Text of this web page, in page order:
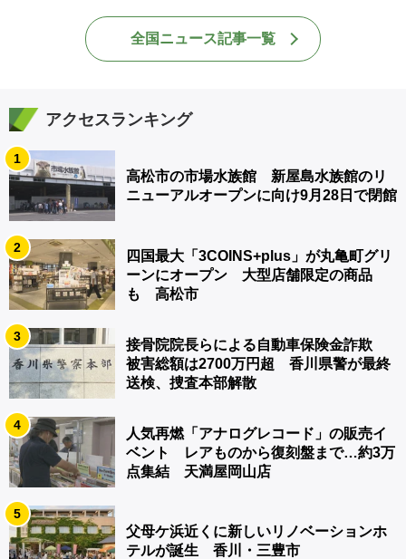
全国ニュース記事一覧
アクセスランキング
1
高松市の市場水族館 新屋島水族館のリ
ニューアルオープンに向け9月28日で閉館
2
四国最大「3COINS+plus」が丸亀町グリ
ーンにオープン 大型店舗限定の商品
も 高松市
3
接骨院院長らによる自動車保険金詐欺
被害総額は2700万円超 香川県警が最終
送検、捜査本部解散
4
人気再燃「アナログレコード」の販売イ
ベント レアものから復刻盤まで…約3万
点集結 天満屋岡山店
5
父母ケ浜近くに新しいリノベーションホ
テルが誕生 香川・三豊市